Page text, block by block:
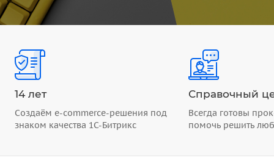
14 лет
Создаём e-commerce-решения под
знаком качества 1С-Битрикс
Справочный
Всегда готовы
помочь решить